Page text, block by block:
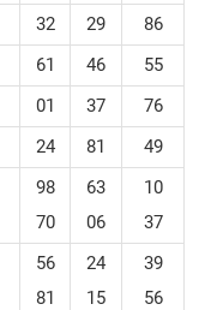
32 29
86
61 46 55
01 37
76
24 81 49
98
70
63
06
10
37
56
81
24
15
39
56